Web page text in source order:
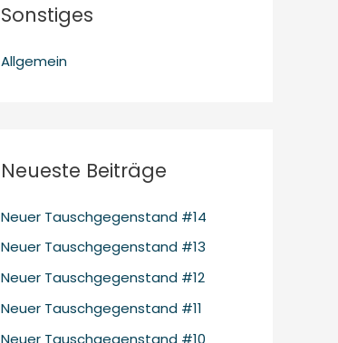
Sonstiges
Allgemein
Neueste Beiträge
Neuer Tauschgegenstand #14
Neuer Tauschgegenstand #13
Neuer Tauschgegenstand #12
Neuer Tauschgegenstand #11
Neuer Tauschgegenstand #10